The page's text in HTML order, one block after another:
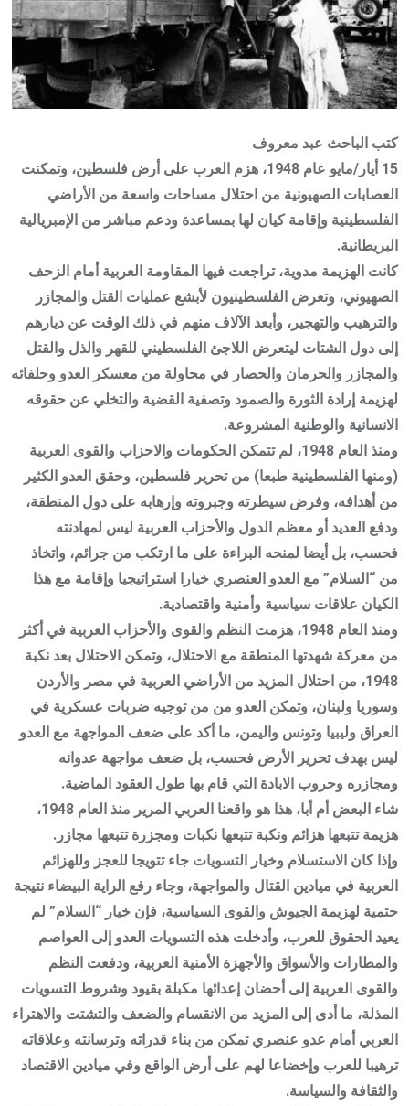
كتب الباحث عبد معروف
15 أيار/مايو عام 1948، هزم العرب على أرض فلسطين، وتمكنت
العصابات الصهيونية من احتلال مساحات واسعة من الأراضي
الفلسطينية وإقامة كيان لها بمساعدة ودعم مباشر من الإمبريالية
البريطانية.
كانت الهزيمة مدوية، تراجعت فيها المقاومة العربية أمام الزحف
الصهيوني، وتعرض الفلسطينيون لأبشع عمليات القتل والمجازر
والترهيب والتهجير، وأبعد الآلاف منهم في ذلك الوقت عن ديارهم
إلى دول الشتات ليتعرض اللاجئ الفلسطيني للقهر والذل والقتل
والمجازر والحرمان والحصار في محاولة من معسكر العدو وحلفائه
لهزيمة إرادة الثورة والصمود وتصفية القضية والتخلي عن حقوقه
الانسانية والوطنية المشروعة.
ومنذ العام 1948، لم تتمكن الحكومات والاحزاب والقوى العربية
(ومنها الفلسطينية طبعا) من تحرير فلسطين، وحقق العدو الكثير
من أهدافه، وفرض سيطرته وجبروته وإرهابه على دول المنطقة،
ودفع العديد أو معظم الدول والأحزاب العربية ليس لمهادنته
فحسب، بل أيضا لمنحه البراءة على ما ارتكب من جرائم، واتخاذ
من “السلام” مع العدو العنصري خيارا استراتيجيا وإقامة مع هذا
الكيان علاقات سياسية وأمنية واقتصادية.
ومنذ العام 1948، هزمت النظم والقوى والأحزاب العربية في أكثر
من معركة شهدتها المنطقة مع الاحتلال، وتمكن الاحتلال بعد نكبة
1948، من احتلال المزيد من الأراضي العربية في مصر والأردن
وسوريا ولبنان، وتمكن العدو من من توجيه ضربات عسكرية في
العراق وليبيا وتونس واليمن، ما أكد على ضعف المواجهة مع العدو
ليس بهدف تحرير الأرض فحسب، بل ضعف مواجهة عدوانه
ومجازره وحروب الابادة التي قام بها طول العقود الماضية.
شاء البعض أم أبا، هذا هو واقعنا العربي المرير منذ العام 1948،
هزيمة تتبعها هزائم ونكبة تتبعها نكبات ومجزرة تتبعها مجازر.
وإذا كان الاستسلام وخيار التسويات جاء تتويجا للعجز وللهزائم
العربية في ميادين القتال والمواجهة، وجاء رفع الراية البيضاء نتيجة
حتمية لهزيمة الجيوش والقوى السياسية، فإن خيار “السلام” لم
يعيد الحقوق للعرب، وأدخلت هذه التسويات العدو إلى العواصم
والمطارات والأسواق والأجهزة الأمنية العربية، ودفعت النظم
والقوى العربية إلى أحضان إعدائها مكبلة بقيود وشروط التسويات
المذلة، ما أدى إلى المزيد من الانقسام والضعف والتشتت والاهتراء
العربي أمام عدو عنصري تمكن من بناء قدراته وترسانته وعلاقاته
ترهيبا للعرب وإخضاعا لهم على أرض الواقع وفي ميادين الاقتصاد
والثقافة والسياسة.